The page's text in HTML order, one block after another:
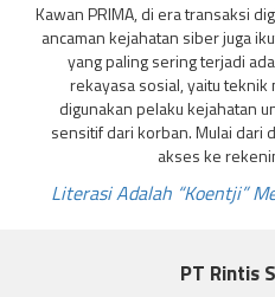
Kawan PRIMA, di era transaksi
ancaman kejahatan siber juga
yang paling sering terjadi
rekayasa sosial, yaitu
digunakan pelaku kejahatan
sensitif dari korban. Mulai dari
akses ke
Literasi Adalah “Koentji”
PT Rintis